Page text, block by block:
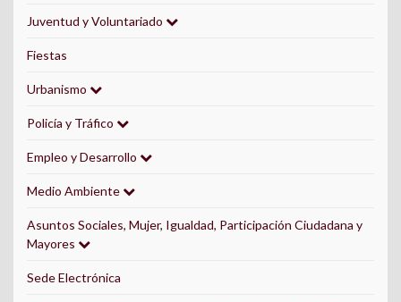
Juventud y Voluntariado
Fiestas
Urbanismo
Policía y Tráfico
Empleo y Desarrollo
Medio Ambiente
Asuntos Sociales, Mujer, Igualdad, Participación Ciudadana y
Mayores
Sede Electrónica